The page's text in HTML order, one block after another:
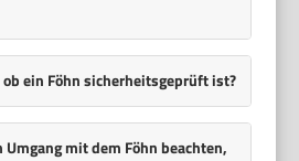
ein Föhn sicherheitsgeprüft ist?
mit dem Föhn beachten,